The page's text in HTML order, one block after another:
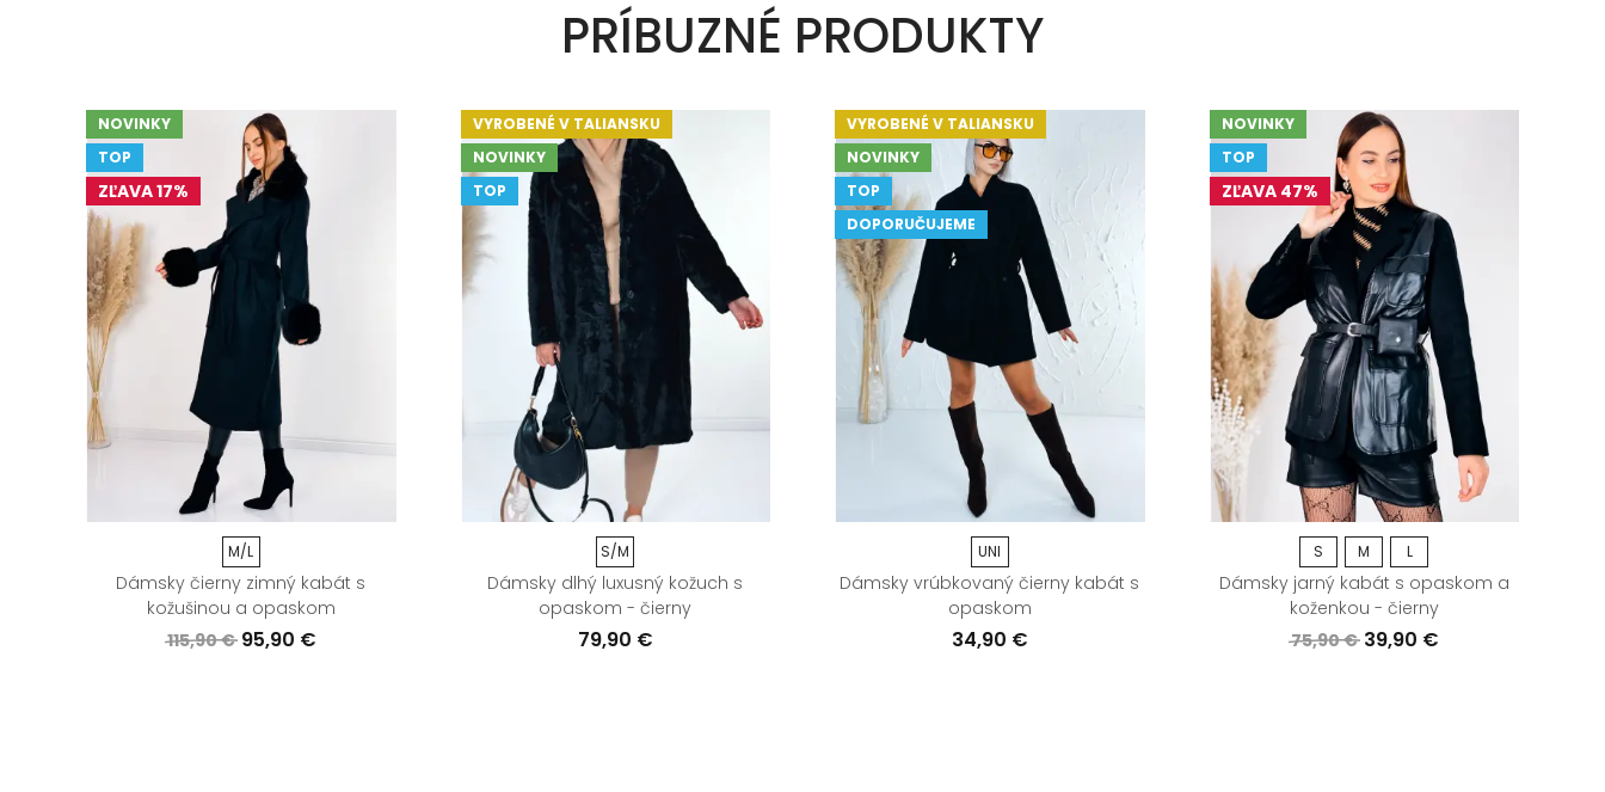
PRÍBUZNÉ PRODUKTY
NOVINKY
TOP
ZĽAVA 17%
M/L
Dámsky čierny zimný kabát s
kožušinou a opaskom
115,90 € 95,90 €
VYROBENÉ V TALIANSKU
NOVINKY
TOP
S/M
Dámsky dlhý luxusný kožuch s
opaskom - čierny
79,90 €
VYROBENÉ V TALIANSKU
NOVINKY
TOP
DOPORUČUJEME
UNI
Dámsky vrúbkovaný čierny kabát s
opaskom
34,90 €
NOVINKY
TOP
ZĽAVA 47%
S M L
Dámsky jarný kabát s opaskom a
koženkou - čierny
75,90 € 39,90 €